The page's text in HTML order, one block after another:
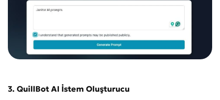
3. QuillBot AI İstem Oluşturucu